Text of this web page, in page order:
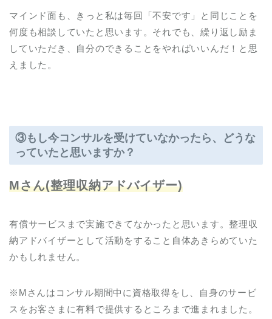
マインド面も、きっと私は毎回「不安です」と同じことを
何度も相談していたと思います。それでも、繰り返し励ま
していただき、自分のできることをやればいいんだ！と思
えました。
③もし今コンサルを受けていなかったら、どうな
っていたと思いますか？
Mさん(整理収納アドバイザー)
有償サービスまで実施できてなかったと思います。整理収
納アドバイザーとして活動をすること自体あきらめていた
かもしれません。
※Mさんはコンサル期間中に資格取得をし、自身のサービ
スをお客さまに有料で提供するところまで進まれました。